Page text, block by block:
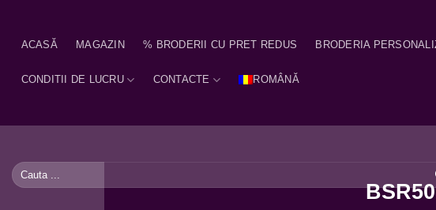
contentACASĂ MAGAZIN % BRODERII CU PRET REDUS BRODERIA
CONDITII DE LUCRU CONTACTE ROMÂNĂ
Caută
după: